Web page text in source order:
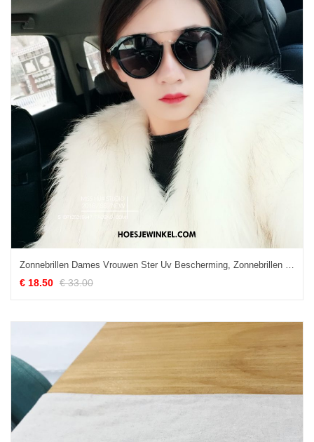
€ 18.50 € 33.00